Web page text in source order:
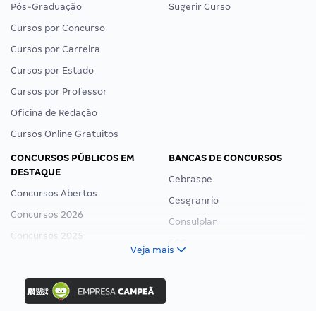
Pós-Graduação
Cursos por Concurso
Cursos por Carreira
Cursos por Estado
Cursos por Professor
Oficina de Redação
Cursos Online Gratuitos
Sugerir Curso
CONCURSOS PÚBLICOS EM
DESTAQUE
Concursos Abertos
Concursos 2026
Concursos 2025
Concurso Ibama
Concurso MPU
BANCAS DE CONCURSOS
Cebraspe
Cesgranrio
Consulplan
Veja mais